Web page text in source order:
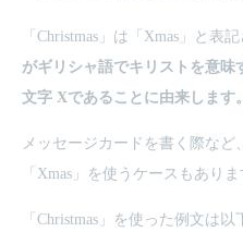
「Christmas」は「Xmas」と表
がギリシャ語でキリストを意味
文字 Χであることに由来します。
メッセージカードを書く際など
「Xmas」を使うケースもありま
「Christmas」を使った例文は以